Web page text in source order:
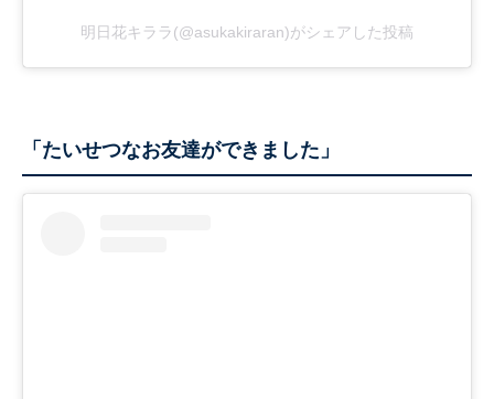
明日花キララ(@asukakiraran)がシェアした投稿
「たいせつなお友達ができました」